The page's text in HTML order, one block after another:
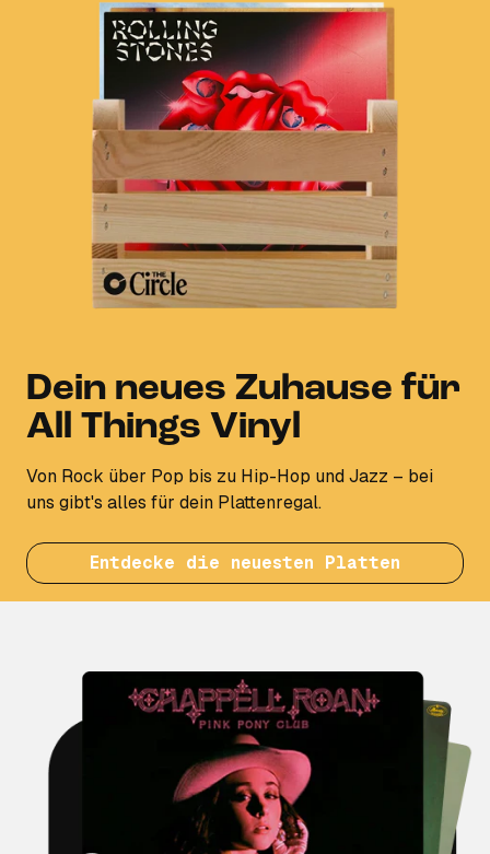
Dein neues Zuhause für
All Things Vinyl
Von Rock über Pop bis zu Hip-Hop und Jazz – bei
uns gibt's alles für dein Plattenregal.
Entdecke die neuesten Platten